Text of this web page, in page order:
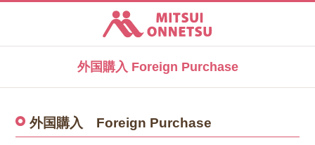
外国購入 Foreign Purchase
外国購入 Foreign Purchase